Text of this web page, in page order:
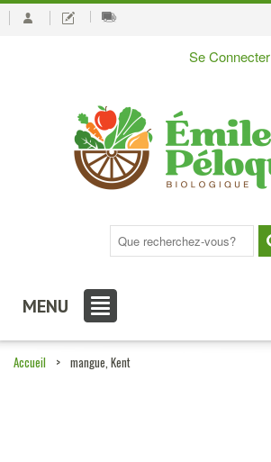
Se Connecter
MENU
Accueil > mangue, Kent